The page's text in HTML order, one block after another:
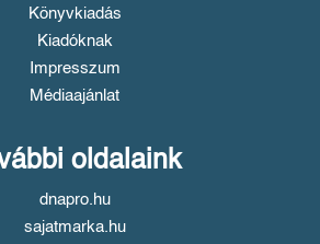
Könyvkiadás
Kiadóknak
Impresszum
Médiaajánlat
oldalaink
dnapro.hu
sajatmarka.hu